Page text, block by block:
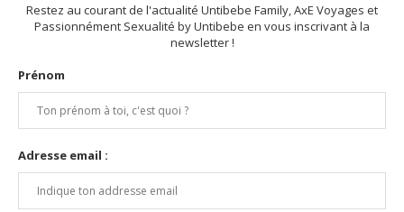
Restez au courant de l'actualité Untibebe Family, AxE Voyages et
Passionnément Sexualité by Untibebe en vous inscrivant à la
newsletter !
Prénom
Adresse email :